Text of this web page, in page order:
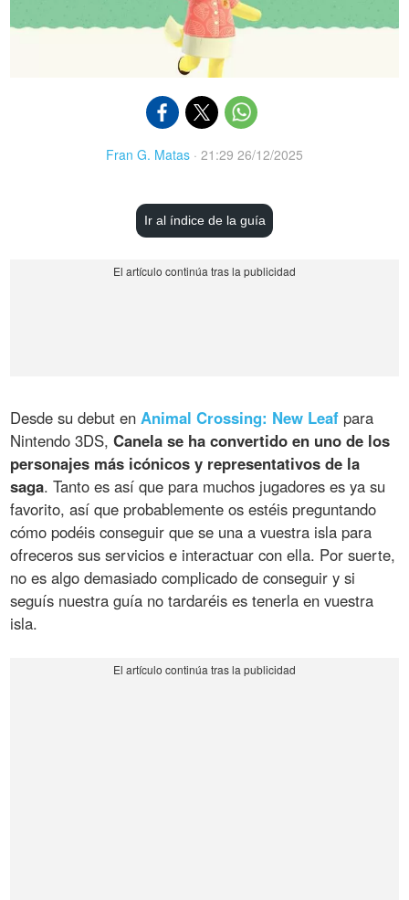
Fran G. Matas · 21:29 26/12/2025
Ir al índice de la guía
Desde su debut enAnimal Crossing: New Leaf para
Nintendo 3DS,Canela se ha convertido en uno de los
personajes más icónicos y representativos de la
saga. Tanto es así que para muchos jugadores es ya su
favorito, así que probablemente os estéis preguntando
cómo podéis conseguir que se una a vuestra isla para
ofreceros sus servicios e interactuar con ella. Por suerte,
no es algo demasiado complicado de conseguir y si
seguís nuestra guía no tardaréis es tenerla en vuestra
isla.